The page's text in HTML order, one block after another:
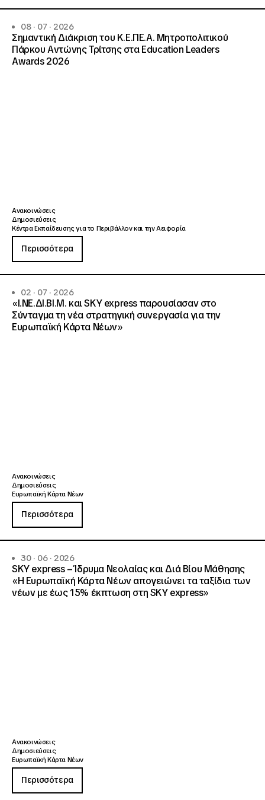
08 · 07 · 2026
Σημαντική Διάκριση του Κ.Ε.ΠΕ.Α. Μητροπολιτικού
Πάρκου Αντώνης Τρίτσης στα Education Leaders
Awards 2026
Ανακοινώσεις
Δημοσιεύσεις
Κέντρα Εκπαίδευσης για το Περιβάλλον και την Αειφορία
Περισσότερα
02 · 07 · 2026
«Ι.ΝΕ.ΔΙ.ΒΙ.Μ. και SKY express παρουσίασαν στο
Σύνταγμα τη νέα στρατηγική συνεργασία για την
Ευρωπαϊκή Κάρτα Νέων»
Ανακοινώσεις
Δημοσιεύσεις
Ευρωπαϊκή Κάρτα Νέων
Περισσότερα
30 · 06 · 2026
SKY express – Ίδρυμα Νεολαίας και Διά Βίου Μάθησης
«Η Ευρωπαϊκή Κάρτα Νέων απογειώνει τα ταξίδια των
νέων με έως 15% έκπτωση στη SKY express»
Ανακοινώσεις
Δημοσιεύσεις
Ευρωπαϊκή Κάρτα Νέων
Περισσότερα